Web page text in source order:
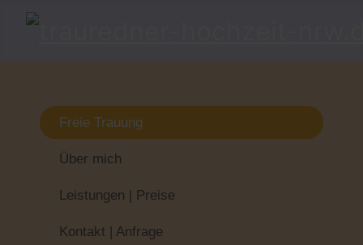
Freie Trauung
Über mich
Leistungen | Preise
Kontakt | Anfrage